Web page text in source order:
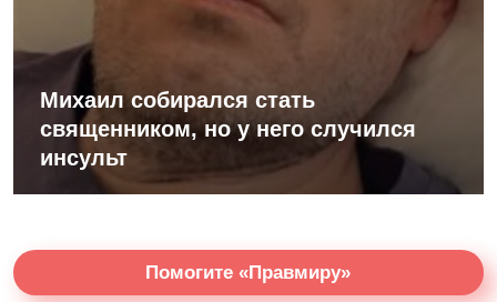
Михаил собирался стать
священником, но у него случился
инсульт
Помогите «Правмиру»